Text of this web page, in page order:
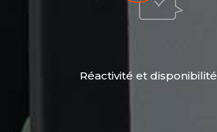
Réactivité et disponibilité